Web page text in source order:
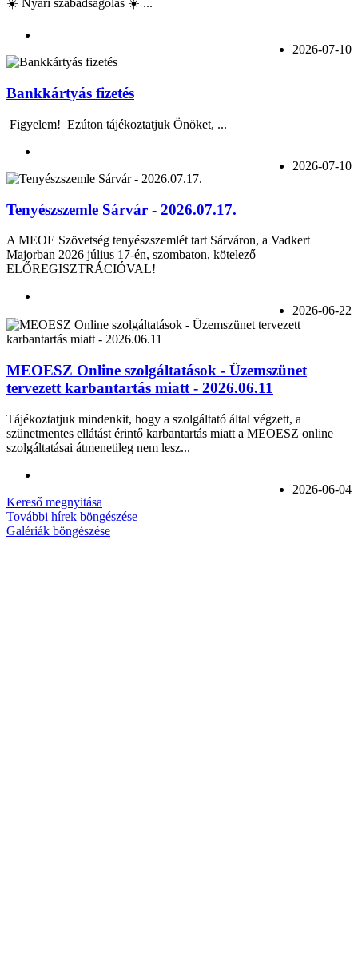
☀️ Nyári szabadságolás ☀️ ...
2026-07-10
Bankkártyás fizetés
Figyelem! Ezúton tájékoztatjuk Önöket, ...
2026-07-10
Tenyészszemle Sárvár - 2026.07.17.
A MEOE Szövetség tenyészszemlét tart Sárváron, a Vadkert
Majorban 2026 július 17-én, szombaton, kötelező
ELŐREGISZTRÁCIÓVAL!
2026-06-22
MEOESZ Online szolgáltatások - Üzemszünet
tervezett karbantartás miatt - 2026.06.11
Tájékoztatjuk mindenkit, hogy a szolgáltató által végzett, a
szünetmentes ellátást érintő karbantartás miatt a MEOESZ online
szolgáltatásai átmenetileg nem lesz...
2026-06-04
Kereső megnyitása
További hírek böngészése
Galériák böngészése